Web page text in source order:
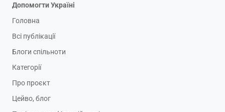
Допомогти Україні
Головна
Всі публікації
Блоги спільноти
Категорії
Про проєкт
Цейво, блог